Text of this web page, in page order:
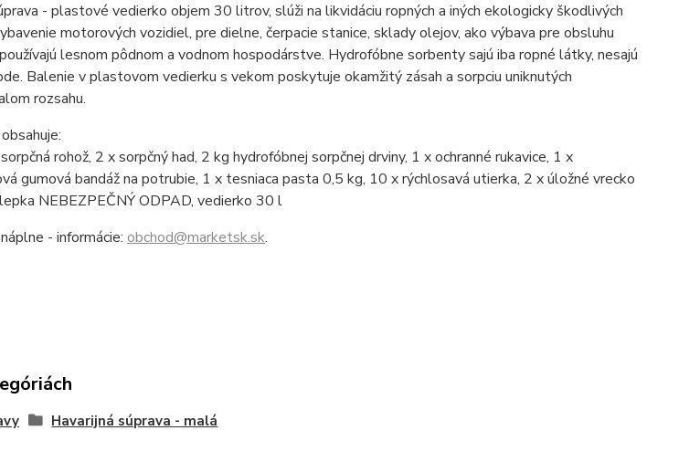
- plastové vedierko objem 30 litrov, slúži na likvidáciu ropných a iných ekologicky škodlivých
motorových vozidiel, pre dielne, čerpacie stanice, sklady olejov, ako výbava pre obsluhu
lesnom pôdnom a vodnom hospodárstve. Hydrofóbne sorbenty sajú iba ropné látky, nesajú
Balenie v plastovom vedierku s vekom poskytuje okamžitý zásah a sorpciu uniknutých
rozsahu.
rohož, 2 x sorpčný had, 2 kg hydrofóbnej sorpčnej drviny, 1 x ochranné rukavice, 1 x
gumová bandáž na potrubie, 1 x tesniaca pasta 0,5 kg, 10 x rýchlosavá utierka, 2 x úložné vrecko
NEBEZPEČNÝ ODPAD, vedierko 30 l
- informácie: obchod@marketsk.sk.
Havarijná súprava - malá